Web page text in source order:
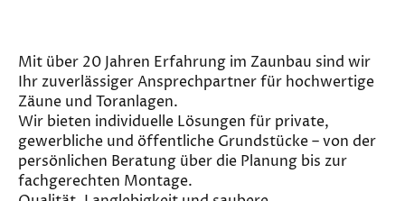
Mit über 20 Jahren Erfahrung im Zaunbau sind wir
Ihr zuverlässiger Ansprechpartner für hochwertige
Zäune und Toranlagen.
Wir bieten individuelle Lösungen für private,
gewerbliche und öffentliche Grundstücke – von der
persönlichen Beratung über die Planung bis zur
fachgerechten Montage.